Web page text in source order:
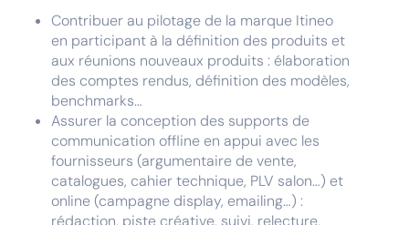
Contribuer au pilotage de la marque Itineo
en participant à la définition des produits et
aux réunions nouveaux produits : élaboration
des comptes rendus, définition des modèles,
benchmarks…
Assurer la conception des supports de
communication offline en appui avec les
fournisseurs (argumentaire de vente,
catalogues, cahier technique, PLV salon…) et
online (campagne display, emailing…) :
rédaction, piste créative, suivi, relecture,